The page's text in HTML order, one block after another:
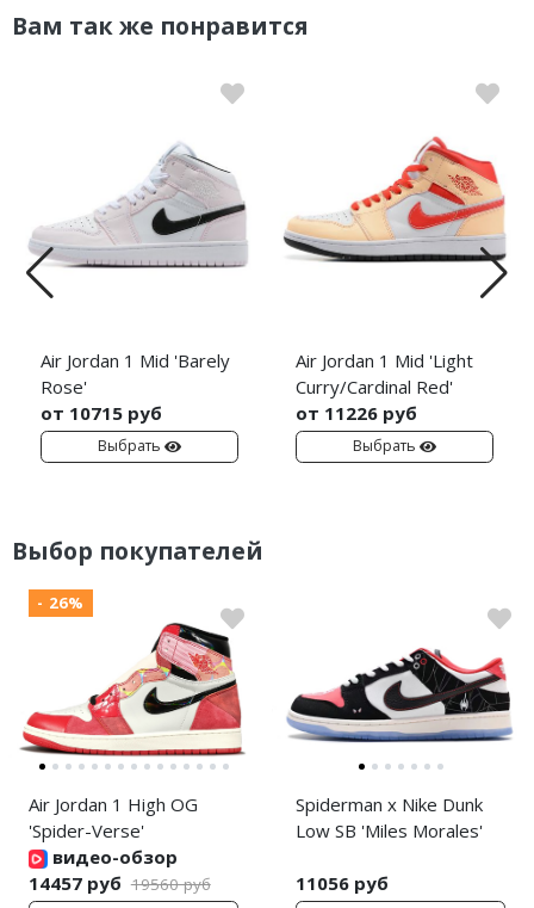
Вам так же понравится
Air Jordan 1 Mid 'Barely
Rose'
от 10715 руб
Выбрать
Air Jordan 1 Mid 'Light
Curry/Cardinal Red'
от 11226 руб
Выбрать
Выбор покупателей
- 26%
Air Jordan 1 High OG
'Spider-Verse'
видео-обзор
14457 руб 19560 руб
Spiderman x Nike Dunk
Low SB 'Miles Morales'
11056 руб